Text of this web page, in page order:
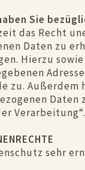
Sie
das Recht
Daten zu
Hierzu
zu. Außerdem
Verarbeitung“.
sehr